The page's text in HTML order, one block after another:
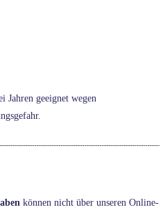
geeignet wegen
können nicht über unseren Online-